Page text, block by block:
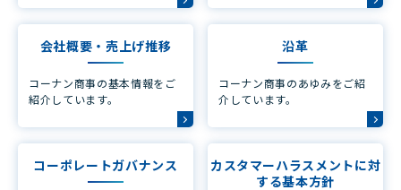
会社概要・売上げ推移
コーナン商事の基本情報をご
紹介しています。
沿革
コーナン商事のあゆみをご紹
介しています。
コーポレートガバナンス
カスタマーハラスメントに対
する基本方針